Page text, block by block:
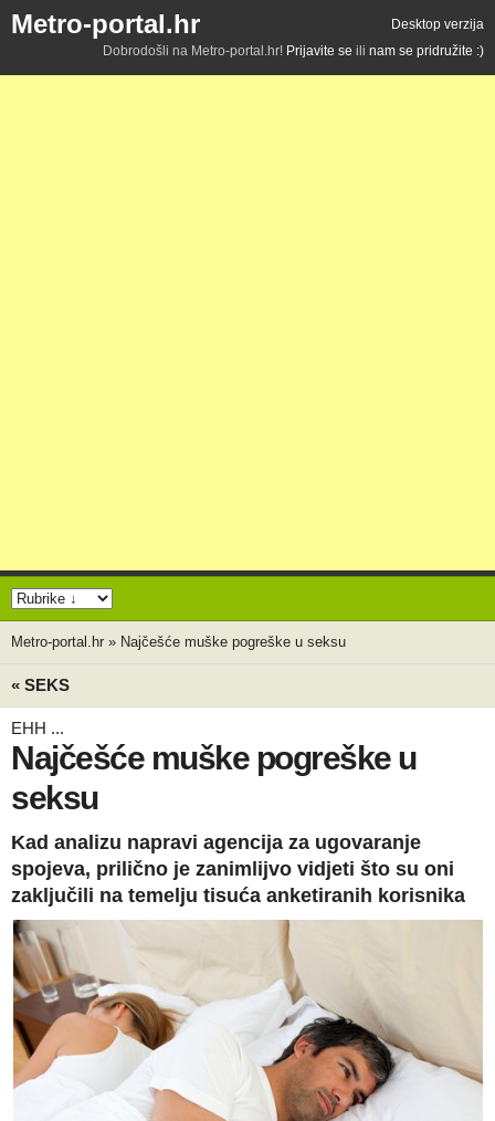
Metro-portal.hr
Desktop verzija
Dobrodošli na Metro-portal.hr! Prijavite se ili nam se pridružite :)
Metro-portal.hr » Najčešće muške pogreške u seksu
« SEKS
EHH ...
Najčešće muške pogreške u
seksu
Kad analizu napravi agencija za ugovaranje
spojeva, prilično je zanimlijvo vidjeti što su oni
zaključili na temelju tisuća anketiranih korisnika